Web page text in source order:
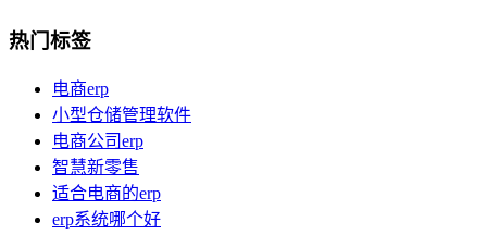
热门标签
电商erp
小型仓储管理软件
电商公司erp
智慧新零售
适合电商的erp
erp系统哪个好